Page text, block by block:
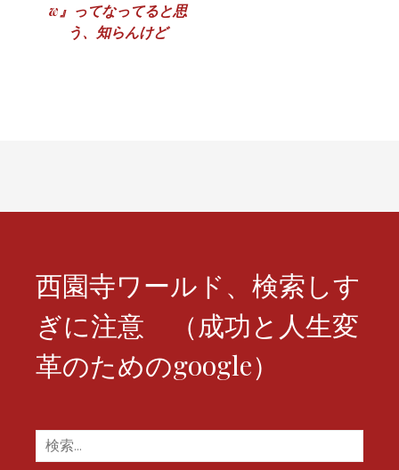
w』ってなってると思
う、知らんけど
西園寺ワールド、検索しす
ぎに注意 （成功と人生変
革のためのgoogle）
検
索: